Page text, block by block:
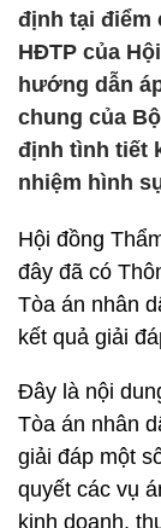
định tại điểm
HĐTP của
hướng dẫn
chung của
định tình tiết
nhiệm hình
Hội đồng
đây đã có
Tòa án nhân
kết quả giải
Đây là nội
Tòa án nhân
giải đáp một
quyết các vụ
kinh doanh,